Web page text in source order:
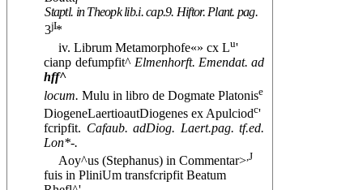
Staptl. in Theopk lib.i. cap.9. Hiftor. Plant. pag.
3jI*
 iv. Librum Metamorphofe«» cx Lu'
cianp defumpfit^ Elmenhorft. Emendat. ad
hff^
locum.Mulu in libro de Dogmate Platonise
DiogeneLaertioautDiogenes ex Apulciodc'
fcripfit. Cafaub. adDiog. Laert.pag. tf.ed.
Lon*-.
Aoy^us (Stephanus) in Commentar>,J
fuis in PliniUm transfcripfit Beatum